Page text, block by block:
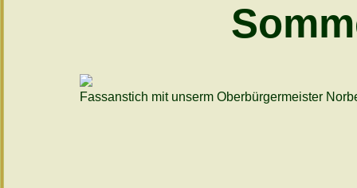
Fassanstich mit unserm Oberbürgermeister